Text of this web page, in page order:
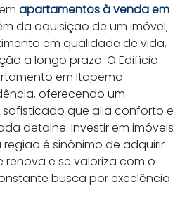
apartamentos à venda em
da aquisição de um imóvel;
em qualidade de vida,
a longo prazo. O Edifício
em Itapema
oferecendo um
que alia conforto e
detalhe. Investir em imóveis
é sinônimo de adquirir
renova e se valoriza com o
busca por excelência